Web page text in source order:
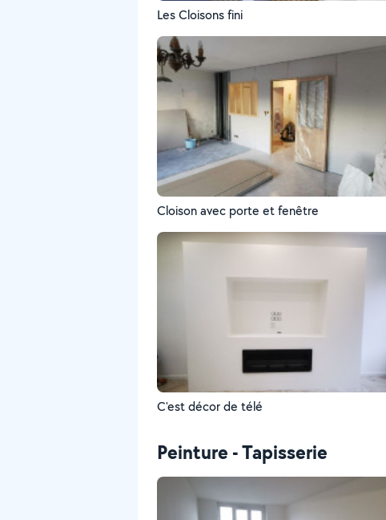
Les Cloisons fini
Cloison avec porte et fenêtre
C'est décor de télé
Peinture - Tapisserie